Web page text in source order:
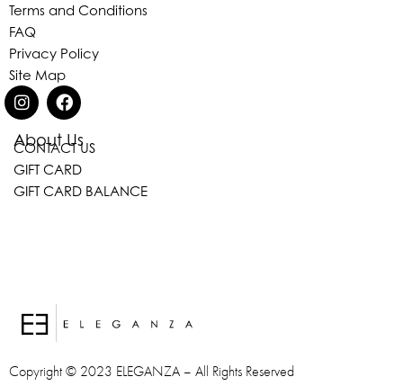
About Us
CONTACT US
GIFT CARD
GIFT CARD BALANCE
Terms and Conditions
FAQ
Privacy Policy
Site Map
Copyright © 2023 ELEGANZA – All Rights Reserved
ELISABETTA FRANCHI